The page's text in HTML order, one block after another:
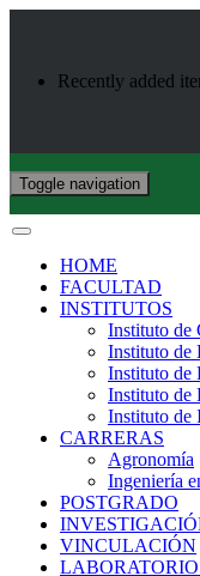
Recently added
Toggle navigation
HOME
FACULTAD
INSTITUTOS
Instituto de
Instituto de
Instituto de
Instituto de
Instituto de
CARRERAS
Agronomía
Ingeniería
POSTGRADO
VINCULACIÓN